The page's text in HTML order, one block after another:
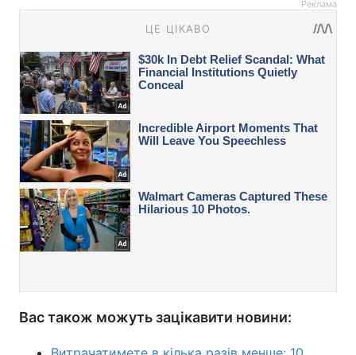
Реклама
Вас також можуть зацікавити новини: